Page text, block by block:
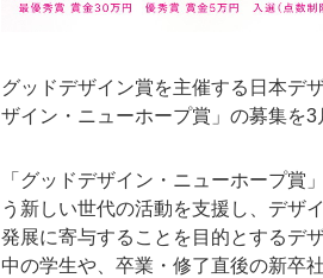
グッドデザイン賞を主催する日本デ
ザイン・ニューホープ賞」の募集を3
「グッドデザイン・ニューホープ賞
う新しい世代の活動を支援し、デザ
発展に寄与することを目的とするデ
中の学⽣や、卒業・修了直後の新卒